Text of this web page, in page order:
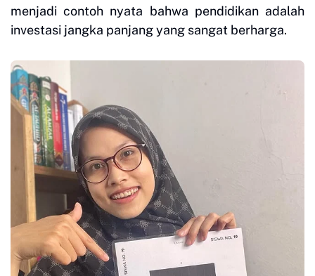
menjadi contoh nyata bahwa pendidikan adalah
investasi jangka panjang yang sangat berharga.